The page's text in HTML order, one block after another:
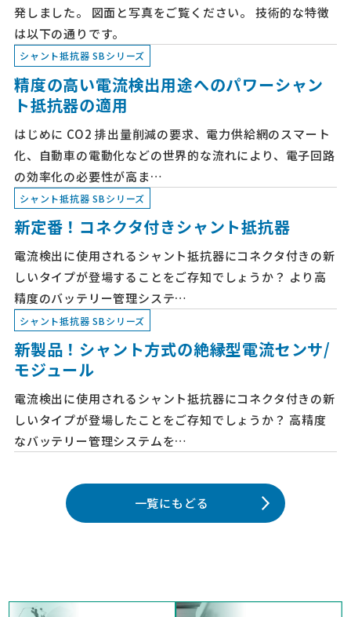
発しました。 図面と写真をご覧ください。 技術的な特徴
は以下の通りです。
シャント抵抗器 SBシリーズ
精度の高い電流検出用途へのパワーシャン
ト抵抗器の適用
はじめに CO2 排出量削減の要求、電力供給網のスマート
化、自動車の電動化などの世界的な流れにより、電子回路
の効率化の必要性が高ま…
シャント抵抗器 SBシリーズ
新定番！コネクタ付きシャント抵抗器
電流検出に使用されるシャント抵抗器にコネクタ付きの新
しいタイプが登場することをご存知でしょうか？ より高
精度のバッテリー管理システ…
シャント抵抗器 SBシリーズ
新製品！シャント方式の絶縁型電流センサ/
モジュール
電流検出に使用されるシャント抵抗器にコネクタ付きの新
しいタイプが登場したことをご存知でしょうか？ 高精度
なバッテリー管理システムを…
一覧にもどる